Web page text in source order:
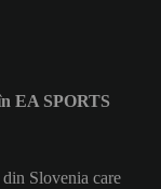
EA SPORTS
Slovenia care